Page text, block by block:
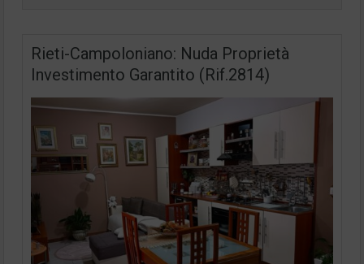
Rieti-Campoloniano: Nuda Proprietà
Investimento Garantito (Rif.2814)